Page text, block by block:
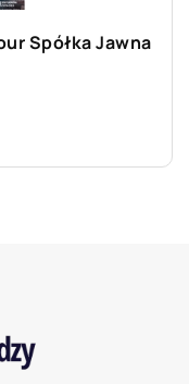
Spółka Jawna